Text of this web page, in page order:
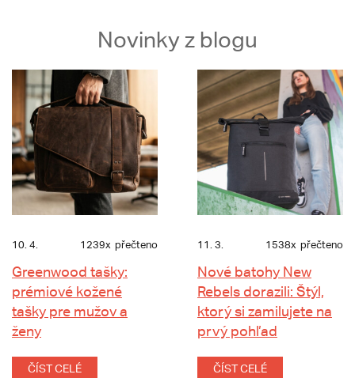
Novinky z blogu
10. 4. 1239x přečteno
Greenwood tašky:
prémiové kožené
tašky pre mužov a
ženy
ČÍST CELÉ
11. 3. 1538x přečteno
Nové batohy New
Rebels dorazili: Štýl,
ktorý si zamilujete na
prvý pohľad
ČÍST CELÉ